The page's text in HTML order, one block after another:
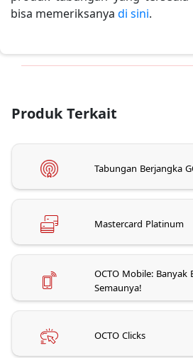
bisa memeriksanya di sini.
Produk Terkait
Tabungan Berjangka
Mastercard Platinum
OCTO Mobile: Banyak
Semaunya!
OCTO Clicks